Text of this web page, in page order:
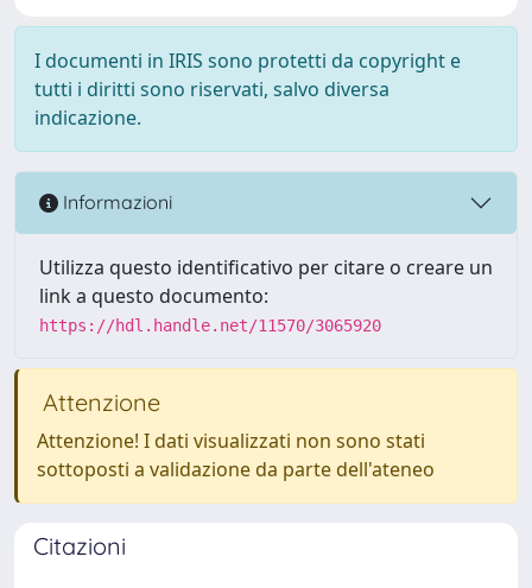
I documenti in IRIS sono protetti da copyright e
tutti i diritti sono riservati, salvo diversa
indicazione.
Informazioni
Utilizza questo identificativo per citare o creare un
link a questo documento:
https://hdl.handle.net/11570/3065920
Attenzione
Attenzione! I dati visualizzati non sono stati
sottoposti a validazione da parte dell'ateneo
Citazioni